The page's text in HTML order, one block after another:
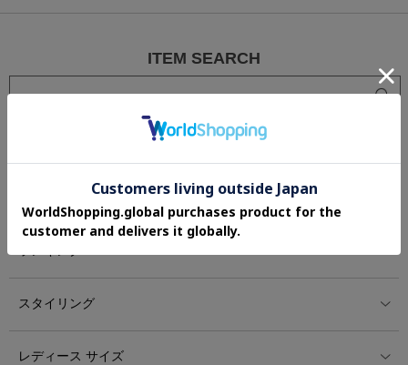
ITEM SEARCH
スタイリング
レディース サイズ